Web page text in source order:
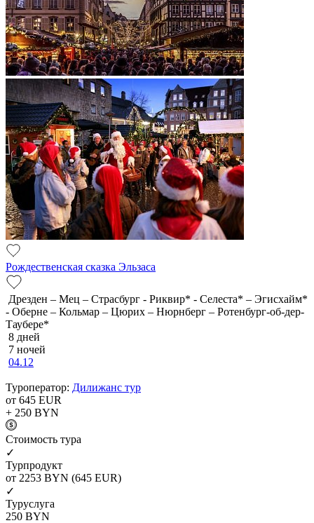
Рождественская сказка Эльзаса
Дрезден – Мец – Страсбург - Риквир* - Селеста* – Эгисхайм*
- Оберне – Кольмар – Цюрих – Нюрнберг – Ротенбург-об-дер-
Таубере*
8 дней
7 ночей
04.12
Туроператор: Дилижанс тур
от 645 EUR
+ 250 BYN
Cтоимость тура
✓
Турпродукт
от 2253 BYN (645 EUR)
✓
Туруслуга
250 BYN